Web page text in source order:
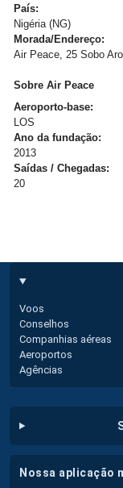
País:
Nigéria (NG)
Morada/Endereço:
Air Peace, 25 Sobo
Sobre Air Peace
Aeroporto-base:
LOS
Ano da fundação:
2013
Saídas / Chegadas:
20
Voos
Conselhos
Companhias aéreas
Aeroportos
Agências
nossa aplicação